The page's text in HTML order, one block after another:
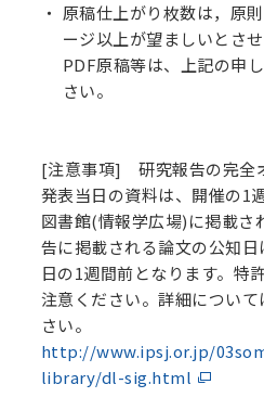
原稿仕上がり枚数は，原
ージ以上が望ましいとさ
PDF原稿等は、上記の申
さい。
[注意事項] 研究報告の完全
発表当日の資料は、開催の1
図書館(情報学広場)に掲載さ
告に掲載される論文の公知
日の1週間前となります。特
注意ください。詳細につい
さい。
http://www.ipsj.or.jp/
library/dl-sig.html